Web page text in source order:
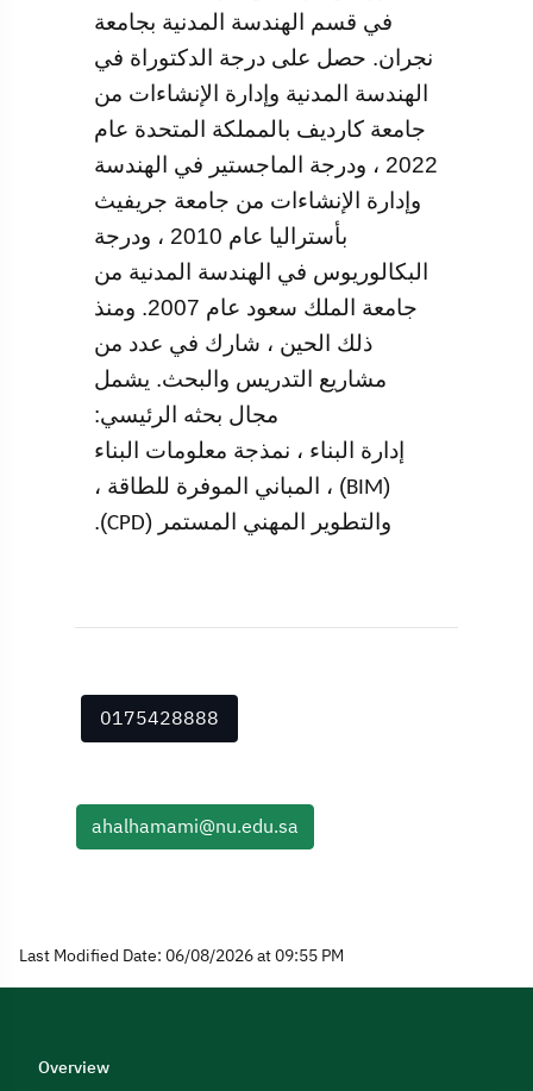
في قسم الهندسة المدنية بجامعة
نجران. حصل على درجة الدكتوراة في
الهندسة المدنية وإدارة الإنشاءات من
جامعة كارديف بالمملكة المتحدة عام
2022 ، ودرجة الماجستير في الهندسة
وإدارة الإنشاءات من جامعة جريفيث
بأستراليا عام 2010 ، ودرجة
البكالوريوس في الهندسة المدنية من
جامعة الملك سعود عام 2007. ومنذ
ذلك الحين ، شارك في عدد من
مشاريع التدريس والبحث. يشمل
مجال بحثه الرئيسي:
إدارة البناء ، نمذجة معلومات البناء
(
BIM) ، المباني الموفرة للطاقة ،
والتطوير المهني المستمر (CPD
).
0175428888
ahalhamami@nu.edu.sa
Last Modified Date: 06/08/2026 at 09:55 PM
Overview